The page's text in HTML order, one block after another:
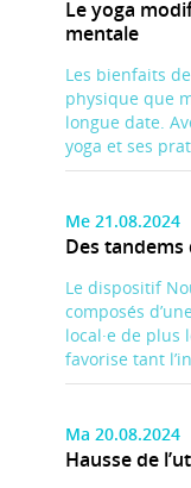
Le yoga
mentale
Les bienfaits
physique que
longue date.
yoga et ses
Me 21.08.2024
Des tandems
Le dispositif
composés
local·e de
favorise tant
Ma 20.08.2024
Hausse de